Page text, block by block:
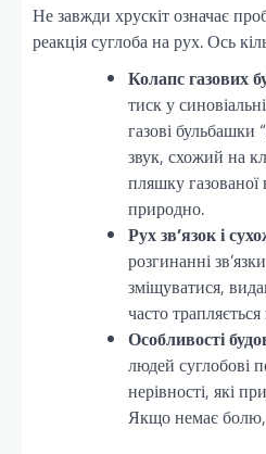
Не завжди хрускіт означає
реакція суглоба на рух. Ось
Колапс газових
тиск у
газові бульбашки
звук, схожий на
пляшку
природно.
Рух зв’язок і
розгинанні
зміщуватися,
часто
Особливості
людей суглобові
нерівності, які
Якщо немає болю,